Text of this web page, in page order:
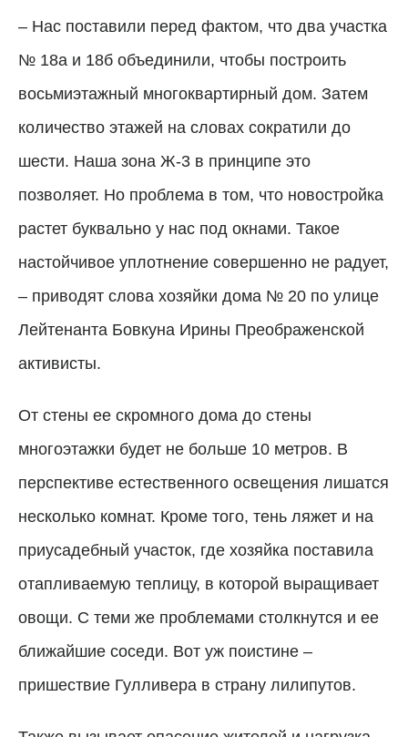
– Нас поставили перед фактом, что два участка
№ 18а и 18б объединили, чтобы построить
восьмиэтажный многоквартирный дом. Затем
количество этажей на словах сократили до
шести. Наша зона Ж-3 в принципе это
позволяет. Но проблема в том, что новостройка
растет буквально у нас под окнами. Такое
настойчивое уплотнение совершенно не радует,
– приводят слова хозяйки дома № 20 по улице
Лейтенанта Бовкуна Ирины Преображенской
активисты.
От стены ее скромного дома до стены
многоэтажки будет не больше 10 метров. В
перспективе естественного освещения лишатся
несколько комнат. Кроме того, тень ляжет и на
приусадебный участок, где хозяйка поставила
отапливаемую теплицу, в которой выращивает
овощи. С теми же проблемами столкнутся и ее
ближайшие соседи. Вот уж поистине –
пришествие Гулливера в страну лилипутов.